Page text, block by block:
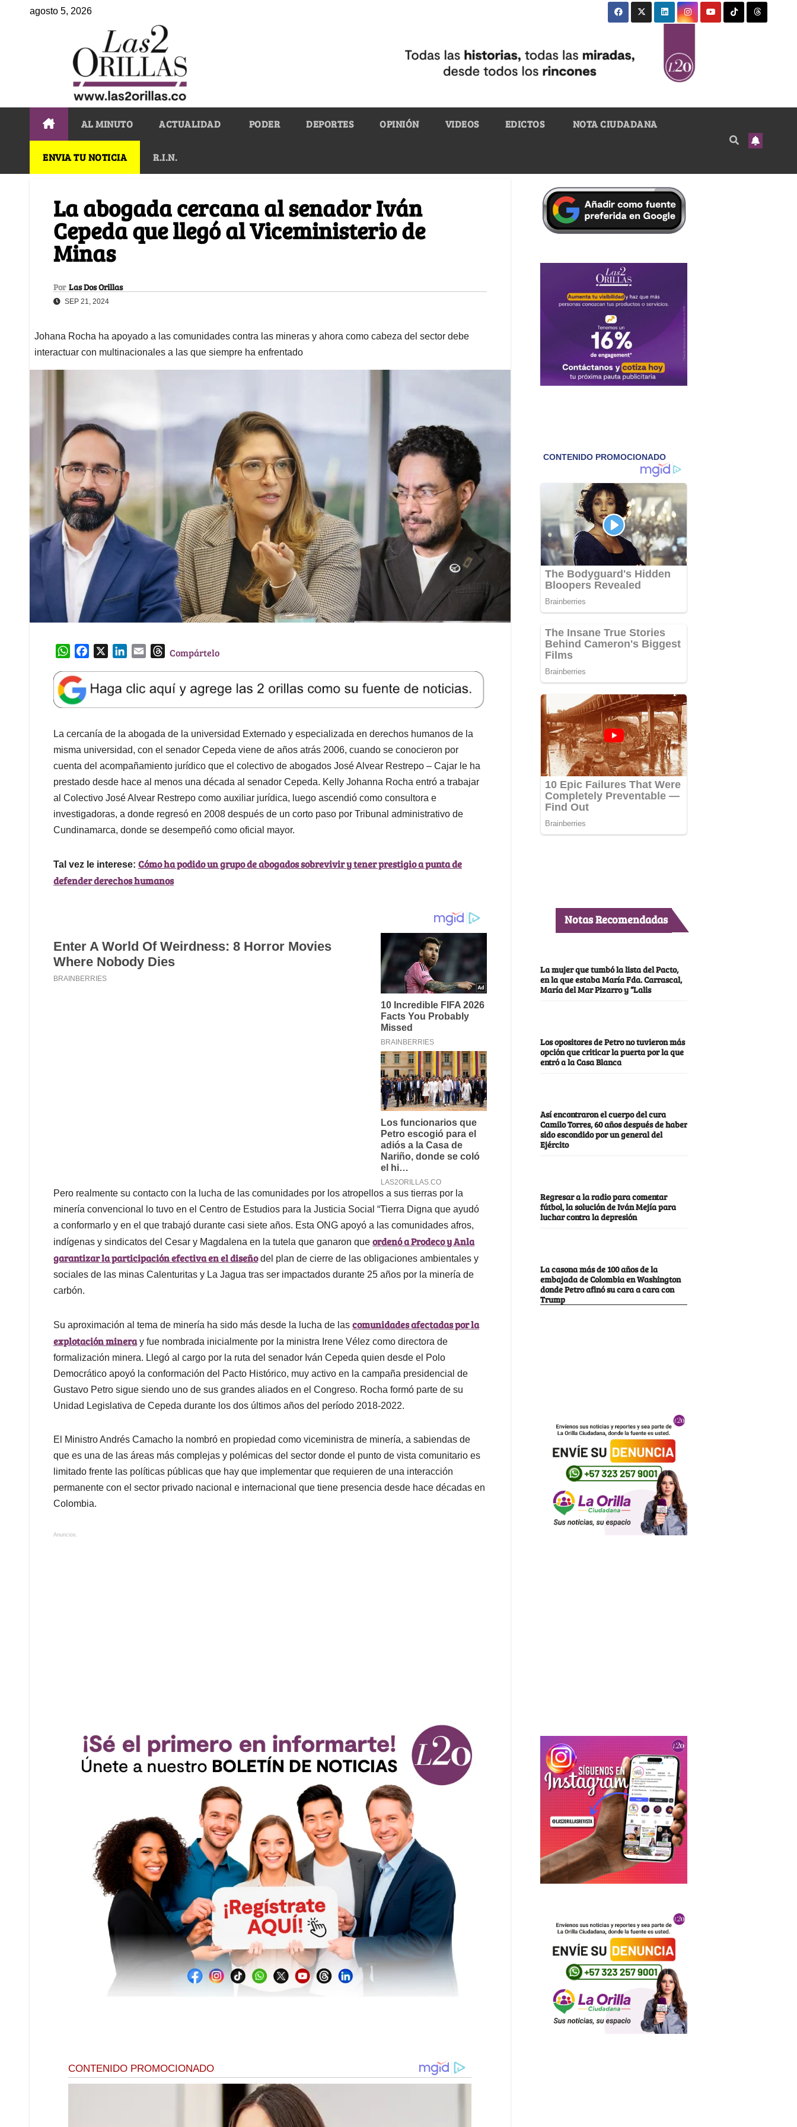
agosto 5, 2026
AL MINUTO ACTUALIDAD PODER DEPORTES OPINIÓN VIDEOS EDICTOS NOTA CIUDADANA
ENVIA TU NOTICIA R.I.N.
La abogada cercana al senador Iván
Cepeda que llegó al Viceministerio de
Minas
Por Las Dos Orillas
SEP 21, 2024
Johana Rocha ha apoyado a las comunidades contra las mineras y ahora como cabeza del sector debe
interactuar con multinacionales a las que siempre ha enfrentado
W
a
t
s
p
p
e
b
o
k
k
e
I
n
l
T
e
a
s
Compártelo
La cercanía de la abogada de la universidad Externado y especializada en derechos humanos de la
misma universidad, con el senador Cepeda viene de años atrás 2006, cuando se conocieron por
cuenta del acompañamiento jurídico que el colectivo de abogados José Alvear Restrepo – Cajar le ha
prestado desde hace al menos una década al senador Cepeda. Kelly Johanna Rocha entró a trabajar
al Colectivo José Alvear Restrepo como auxiliar jurídica, luego ascendió como consultora e
investigadoras, a donde regresó en 2008 después de un corto paso por Tribunal administrativo de
Cundinamarca, donde se desempeñó como oficial mayor.
Tal vez le interese: Cómo ha podido un grupo de abogados sobrevivir y tener prestigio a punta de
defender derechos humanos
Pero realmente su contacto con la lucha de las comunidades por los atropellos a sus tierras por la
minería convencional lo tuvo en el Centro de Estudios para la Justicia Social “Tierra Digna que ayudó
a conformarlo y en el que trabajó durante casi siete años. Esta ONG apoyó a las comunidades afros,
indígenas y sindicatos del Cesar y Magdalena en la tutela que ganaron que ordenó a Prodeco y Anla
garantizar la participación efectiva en el diseñodel plan de cierre de las obligaciones ambientales y
sociales de las minas Calenturitas y La Jagua tras ser impactados durante 25 años por la minería de
carbón.
Su aproximación al tema de minería ha sido más desde la lucha de las comunidades afectadas por la
explotación mineray fue nombrada inicialmente por la ministra Irene Vélez como directora de
formalización minera. Llegó al cargo por la ruta del senador Iván Cepeda quien desde el Polo
Democrático apoyó la conformación del Pacto Histórico, muy activo en la campaña presidencial de
Gustavo Petro sigue siendo uno de sus grandes aliados en el Congreso. Rocha formó parte de su
Unidad Legislativa de Cepeda durante los dos últimos años del período 2018-2022.
El Ministro Andrés Camacho la nombró en propiedad como viceministra de minería, a sabiendas de
que es una de las áreas más complejas y polémicas del sector donde el punto de vista comunitario es
limitado frente las políticas públicas que hay que implementar que requieren de una interacción
permanente con el sector privado nacional e internacional que tiene presencia desde hace décadas en
Colombia.
Anuncios.
Notas Recomendadas
La mujer que tumbó la lista del Pacto,
en la que estaba María Fda. Carrascal,
María del Mar Pizarro y “Lalis
Los opositores de Petro no tuvieron más
opción que criticar la puerta por la que
entró a la Casa Blanca
Así encontraron el cuerpo del cura
Camilo Torres, 60 años después de haber
sido escondido por un general del
Ejército
Regresar a la radio para comentar
fútbol, la solución de Iván Mejía para
luchar contra la depresión
La casona más de 100 años de la
embajada de Colombia en Washington
donde Petro afinó su cara a cara con
Trump